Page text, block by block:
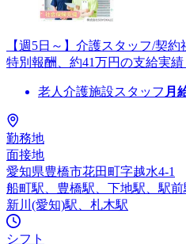
【週5日～】介護スタッフ/契
特別報酬、約41万円の支給実績
老人介護施設スタッフ 月
勤務地
面接地
愛知県豊橋市花田町字越水4-1
船町駅、豊橋駅、下地駅、駅
新川(愛知)駅、札木駅
シフト